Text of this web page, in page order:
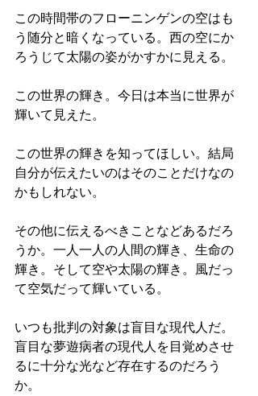
この時間帯のフローニンゲンの空はも
う随分と暗くなっている。西の空にか
ろうじて太陽の姿がかすかに見える。
この世界の輝き。今日は本当に世界が
輝いて見えた。
この世界の輝きを知ってほしい。結局
自分が伝えたいのはそのことだけなの
かもしれない。
その他に伝えるべきことなどあるだろ
うか。一人一人の人間の輝き、生命の
輝き。そして空や太陽の輝き。風だっ
て空気だって輝いている。
いつも批判の対象は盲目な現代人だ。
盲目な夢遊病者の現代人を目覚めさせ
るに十分な光など存在するのだろう
か。